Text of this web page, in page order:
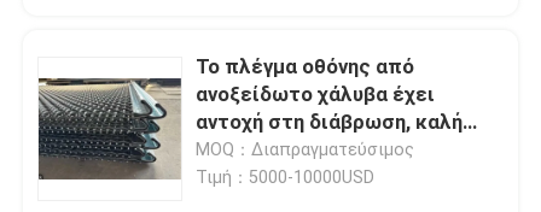
Το πλέγμα οθόνης από
ανοξείδωτο χάλυβα έχει
αντοχή στη διάβρωση, καλή
προσαρμοστικότητα
MOQ：Διαπραγματεύσιμος
Τιμή：5000-10000USD